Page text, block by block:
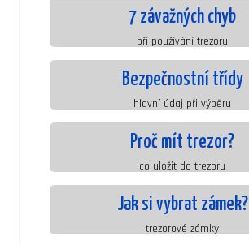
7 závažných chyb
při používání trezoru
Bezpečnostní třídy
hlavní údaj při výběru
Proč mít trezor?
co uložit do trezoru
Jak si vybrat zámek?
trezorové zámky